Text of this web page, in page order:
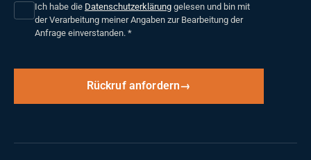
Ich habe die Datenschutzerklärung gelesen und bin mit
der Verarbeitung meiner Angaben zur Bearbeitung der
Anfrage einverstanden. *
Rückruf anfordern